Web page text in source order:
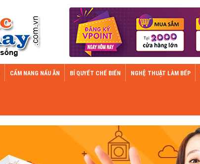
CẨM NANG NẤU ĂN BÍ QUYẾT CHẾ BIẾN NGHỆ THUẬT LÀM BẾP